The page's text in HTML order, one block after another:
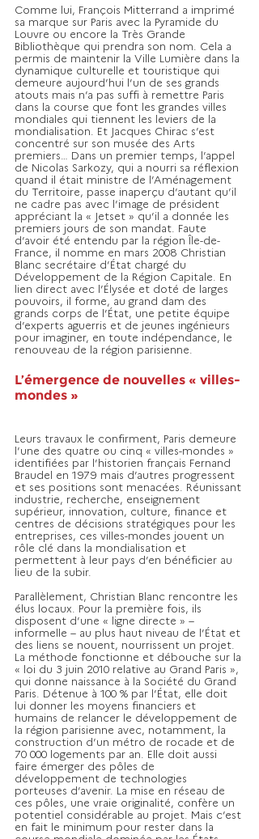
Comme lui, François Mitterrand a imprimé
sa marque sur Paris avec la Pyramide du
Louvre ou encore la Très Grande
Bibliothèque qui prendra son nom. Cela a
permis de maintenir la Ville Lumière dans la
dynamique culturelle et touristique qui
demeure aujourd’hui l’un de ses grands
atouts mais n’a pas suffi à remettre Paris
dans la course que font les grandes villes
mondiales qui tiennent les leviers de la
mondialisation. Et Jacques Chirac s’est
concentré sur son musée des Arts
premiers… Dans un premier temps, l’appel
de Nicolas Sarkozy, qui a nourri sa réflexion
quand il était ministre de l’Aménagement
du Territoire, passe inaperçu d’autant qu’il
ne cadre pas avec l’image de président
appréciant la « Jetset » qu’il a donnée les
premiers jours de son mandat. Faute
d’avoir été entendu par la région Île-de-
France, il nomme en mars 2008 Christian
Blanc secrétaire d’État chargé du
Développement de la Région Capitale. En
lien direct avec l’Élysée et doté de larges
pouvoirs, il forme, au grand dam des
grands corps de l’État, une petite équipe
d’experts aguerris et de jeunes ingénieurs
pour imaginer, en toute indépendance, le
renouveau de la région parisienne.
L’émergence de nouvelles « villes-
mondes »
Leurs travaux le confirment, Paris demeure
l’une des quatre ou cinq « villes-mondes »
identifiées par l’historien français Fernand
Braudel en 1979 mais d’autres progressent
et ses positions sont menacées. Réunissant
industrie, recherche, enseignement
supérieur, innovation, culture, finance et
centres de décisions stratégiques pour les
entreprises, ces villes-mondes jouent un
rôle clé dans la mondialisation et
permettent à leur pays d’en bénéficier au
lieu de la subir.
Parallèlement, Christian Blanc rencontre les
élus locaux. Pour la première fois, ils
disposent d’une « ligne directe » –
informelle – au plus haut niveau de l’État et
des liens se nouent, nourrissent un projet.
La méthode fonctionne et débouche sur la
« loi du 3 juin 2010 relative au Grand Paris »,
qui donne naissance à la Société du Grand
Paris. Détenue à 100 % par l’État, elle doit
lui donner les moyens financiers et
humains de relancer le développement de
la région parisienne avec, notamment, la
construction d’un métro de rocade et de
70 000 logements par an. Elle doit aussi
faire émerger des pôles de
développement de technologies
porteuses d’avenir. La mise en réseau de
ces pôles, une vraie originalité, confère un
potentiel considérable au projet. Mais c’est
en fait le minimum pour rester dans la